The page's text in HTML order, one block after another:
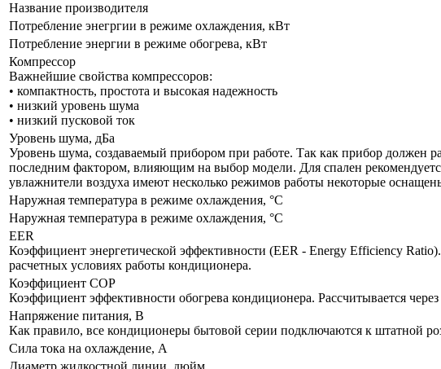
Название производителя
Потребление энегргии в режиме охлаждения, кВт
Потребление энергии в режиме обогрева, кВт
Компрессор
Важнейшие свойства компрессоров:
• компактность, простота и высокая надежность
• низкий уровень шума
• низкий пусковой ток
Уровень шума, дБа
Уровень шума, создаваемый прибором при работе. Так как прибор должен
последним фактором, влияющим на выбор модели. Для спален
увлажнители воздуха имеют несколько режимов работы некоторые
Наружная температура в режиме охлаждения, °C
Наружная температура в режиме охлаждения, °C
EER
Коэффициент энергетической эффективности (EER - Energy Efficiency
расчетных условиях работы кондиционера.
Коэффициент COP
Коэффициент эффективности обогрева кондиционера. Рассчитывается
Напряжение питания, В
Как правило, все кондиционеры бытовой серии подключаются к штатной
Сила тока на охлаждение, А
Диаметр жидкостной линии, дюйм